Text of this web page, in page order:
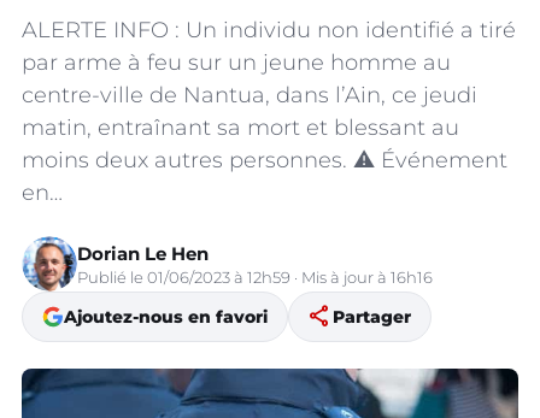
ALERTE INFO : Un individu non identifié a tiré
par arme à feu sur un jeune homme au
centre-ville de Nantua, dans l’Ain, ce jeudi
matin, entraînant sa mort et blessant au
moins deux autres personnes. ⚠️ Événement
en…
Dorian Le Hen
Publié le 01/06/2023 à 12h59 · Mis à jour à 16h16
Ajoutez-nous en favori share Partager